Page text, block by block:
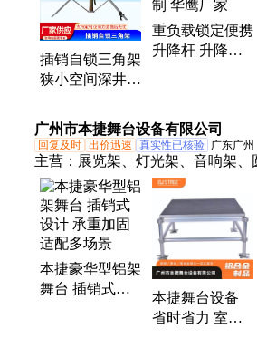
杆、照明升降杆、折叠式车载移
载升降通讯天线、小型内置电缆升
插销自锁三角架
狭小空间深井安
华鹰厂家供应
重负载锁定便携
升降杆 升降桅
广州市本捷舞台设备有限公司
回复及时 出价迅速 真实性已核验 广东广州
主营： 展览架、灯光架、音响架、
架
本捷豪华型铝架
舞台 插销式设
本捷舞台设备
省时省力 室内